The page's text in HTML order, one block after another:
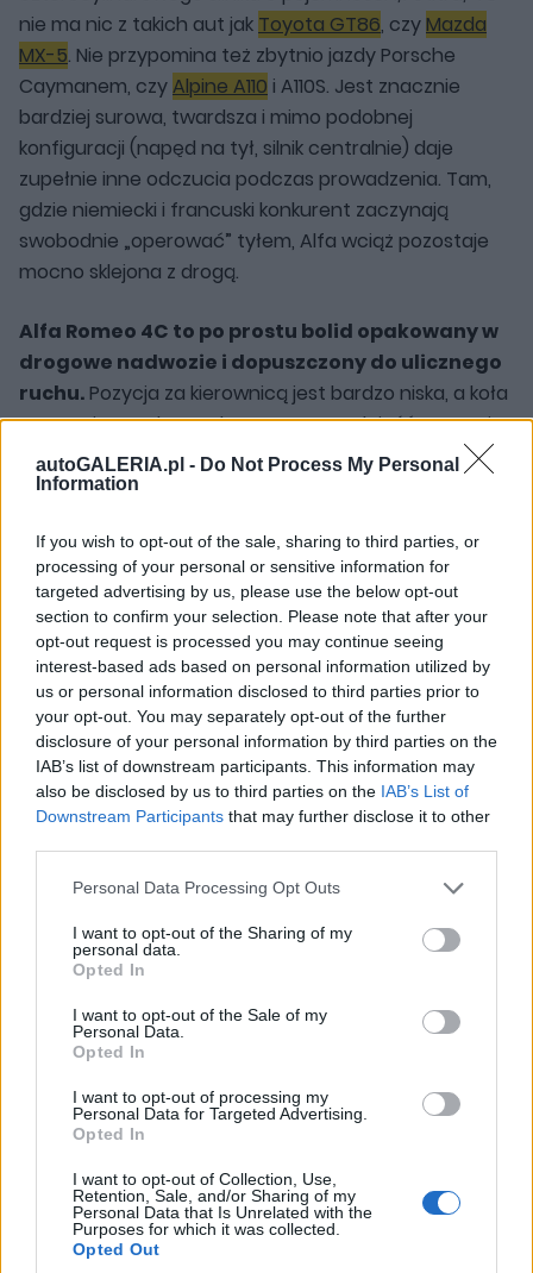
autoGALERIA.pl - Do Not Process My Personal
Information
If you wish to opt-out of the sale, sharing to third parties, or
processing of your personal or sensitive information for
targeted advertising by us, please use the below opt-out
section to confirm your selection. Please note that after your
opt-out request is processed you may continue seeing
interest-based ads based on personal information utilized by
us or personal information disclosed to third parties prior to
your opt-out. You may separately opt-out of the further
disclosure of your personal information by third parties on the
IAB’s list of downstream participants. This information may
also be disclosed by us to third parties on the IAB’s List of
Downstream Participants that may further disclose it to other
Please note that this website/app uses one or more Google
not limited to your visit or usage behaviour. You may click to
grant or deny consent to Google and its third-party tags to
use your data for below specified purposes in below Google
consent section.
Personal Data Processing Opt Outs
I want to opt-out of the Sharing of my
personal data.
Opted In
I want to opt-out of the Sale of my
Personal Data.
Opted In
I want to opt-out of processing my
Personal Data for Targeted Advertising.
Opted In
I want to opt-out of Collection, Use,
Retention, Sale, and/or Sharing of my
Personal Data that Is Unrelated with the
Purposes for which it was collected.
Opted Out
nie ma nic z takich aut jak Toyota GT86, czy Mazda
MX-5. Nie przypomina też zbytnio jazdy Porsche
Caymanem, czyAlpine A110 i A110S. Jest znacznie
bardziej surowa, twardsza i mimo podobnej
konfiguracji (napęd na tył, silnik centralnie) daje
zupełnie inne odczucia podczas prowadzenia. Tam,
gdzie niemiecki i francuski konkurent zaczynają
swobodnie „operować” tyłem, Alfa wciąż pozostaje
mocno sklejona z drogą.
Alfa Romeo 4C to po prostu bolid opakowany w
drogowe nadwozie i dopuszczony do ulicznego
ruchu. Pozycja za kierownicą jest bardzo niska, a koła
rozstawione tak szeroko, że można odnieść wrażenie,
jakbyśmy dosłownie całym ciałem byli ulokowani
pomiędzy nimi. Mimo, że bez wyraźnego sygnału Alfa
tylny napęd próbuje w dyskretny sposób ustawiać
auto w zakrętach. To bardzo miłe uczucie, kiedy
możesz non stop odczuwać jego zalety, nie
wywołując co chwilę uślizgów. Oczywiście gdy tylko
chcesz, zrobisz je na zawołanie.
Przyjemność bez dachu
Całemu doświadczeniu towarzyszy głośny ryk
wydechu, który nie ma zbyt długiej drogi do
przebycia. W aucie ze zdjęć układ nie jest całkowicie
fabryczny, co w połączeniu z otwartym dachem daje
świetne wrażenia. Szczególnie w ciepły, wiosenny
dzień, w którym można się nim „karmić” do woli. Na
prostej, 4C również jest szybkim autem. Żeby jednak
nie wprowadzać Was w błąd, akapit na ten temat po
prostu pominę.Tu również właściciel maczał
Alfa dawała jeszcze więcej frajdy z jazdy.